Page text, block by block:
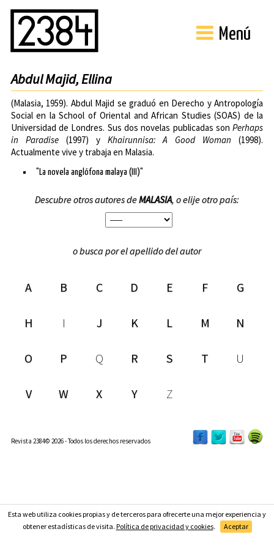
Esta web utiliza cookies propias y de terceros para ofrecerte una mejor experiencia y
obtener estadísticas de visita. Política de privacidad y cookies. Aceptar
Menú
Abdul Majid, Ellina
(Malasia, 1959). Abdul Majid se graduó en Derecho y Antropología
Social en laSchool of Oriental and African Studies (SOAS) de la
Universidad de Londres. Sus dos novelas publicadas sonPerhaps
in Paradise(1997) y Khairunnisa: A Good Woman (1998).
Actualmente vive y trabaja en Malasia.
"La novela anglófona malaya (III)"
Descubre otros autores deMALASIA, o elije otro país:
o busca por el apellido del autor
A B C D E F G
H I J K L M N
O P Q R S T U
V W X Y Z
Revista 2384© 2026 - Todos los derechos reservados
Suscríbete